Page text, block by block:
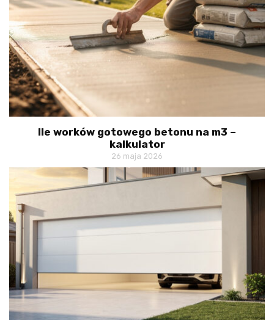
Ile worków gotowego betonu na m3 –
kalkulator
26 maja 2026